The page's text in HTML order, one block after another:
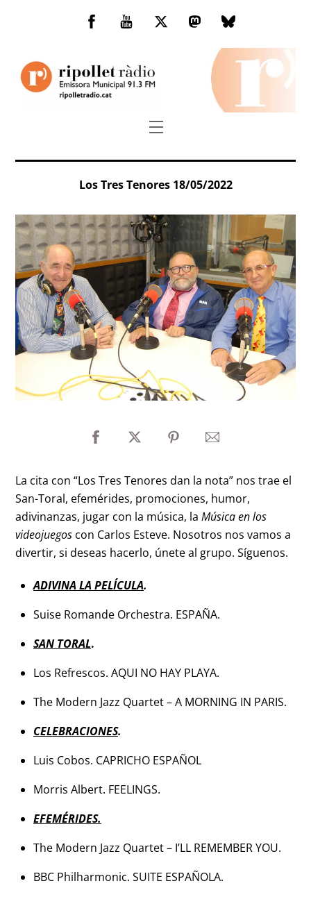
Facebook
You
TwitterMastodonBluesky
Menu
Los Tres Tenores 18/05/2022
La cita con “Los Tres Tenores dan la nota” nos trae el
San-Toral, efemérides, promociones, humor,
adivinanzas, jugar con la música, laMúsica en los
videojuegos con Carlos Esteve. Nosotros nos vamos a
divertir, si deseas hacerlo, únete al grupo. Síguenos.
ADIVINA LA PELÍCULA.
Suise Romande Orchestra. ESPAÑA.
SAN TORAL.
Los Refrescos. AQUI NO HAY PLAYA.
The Modern Jazz Quartet – A MORNING IN PARIS.
CELEBRACIONES.
Luis Cobos. CAPRICHO ESPAÑOL
Morris Albert. FEELINGS.
EFEMÉRIDES.
The Modern Jazz Quartet – I’LL REMEMBER YOU.
BBC Philharmonic. SUITE ESPAÑOLA.